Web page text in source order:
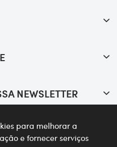
NEWSLETTER
por appic.
para melhorar a
e fornecer serviços